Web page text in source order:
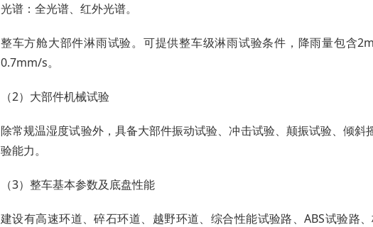
光谱：全光谱、红外光谱。
整车方舱大部件淋雨试验。可提供整车级淋雨试验条件，降雨量包
0.7mm/s。
（2）大部件机械试验
除常规温湿度试验外，具备大部件振动试验、冲击试验、颠振试验、倾
验能力。
（3）整车基本参数及底盘性能
建设有高速环道、碎石环道、越野环道、综合性能试验路、ABS试验路